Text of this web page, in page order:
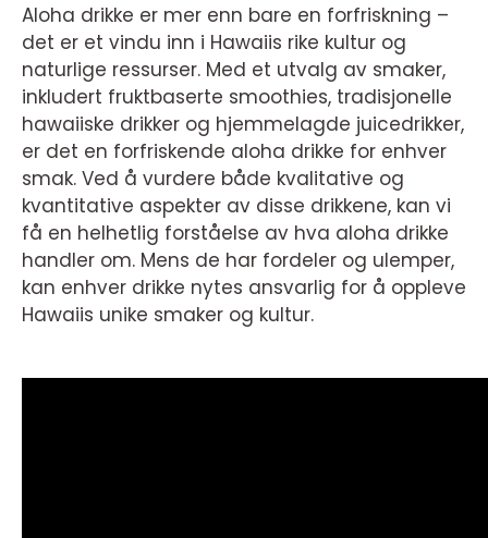
Aloha drikke er mer enn bare en forfriskning –
det er et vindu inn i Hawaiis rike kultur og
naturlige ressurser. Med et utvalg av smaker,
inkludert fruktbaserte smoothies, tradisjonelle
hawaiiske drikker og hjemmelagde juicedrikker,
er det en forfriskende aloha drikke for enhver
smak. Ved å vurdere både kvalitative og
kvantitative aspekter av disse drikkene, kan vi
få en helhetlig forståelse av hva aloha drikke
handler om. Mens de har fordeler og ulemper,
kan enhver drikke nytes ansvarlig for å oppleve
Hawaiis unike smaker og kultur.